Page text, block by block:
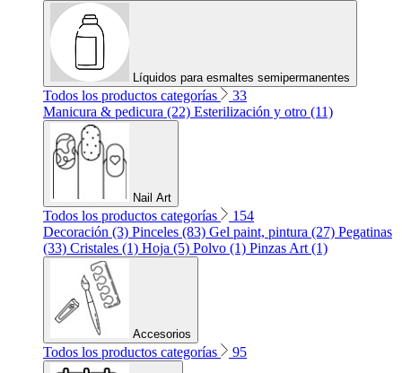
Líquidos para esmaltes semipermanentes
Todos los productos categorías
33
Manicura & pedicura (22) Esterilización y otro (11)
Nail Art
Todos los productos categorías
154
Decoración (3) Pinceles (83) Gel paint, pintura (27) Pegatinas
(33) Cristales (1) Hoja (5) Polvo (1) Pinzas Art (1)
Accesorios
Todos los productos categorías 95